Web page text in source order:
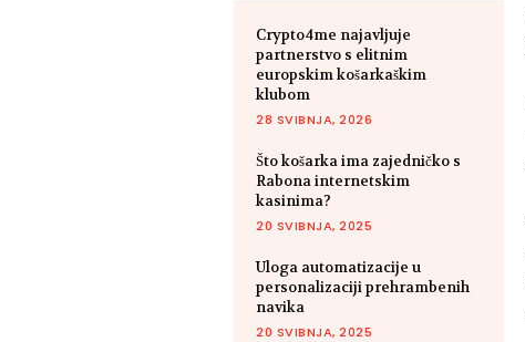
Crypto4me najavljuje
partnerstvo s elitnim
europskim košarkaškim
klubom
28 SVIBNJA, 2026
Što košarka ima zajedničko s
Rabona internetskim
kasinima?
20 SVIBNJA, 2025
Uloga automatizacije u
personalizaciji prehrambenih
navika
20 SVIBNJA, 2025